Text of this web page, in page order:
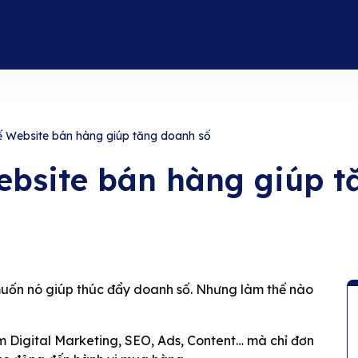
Website bán hàng giúp tăng doanh số
bán hàng giúp
nó giúp thúc đẩy doanh số. Nhưng làm thế nào
Marketing, SEO, Ads, Content… mà chỉ đơn